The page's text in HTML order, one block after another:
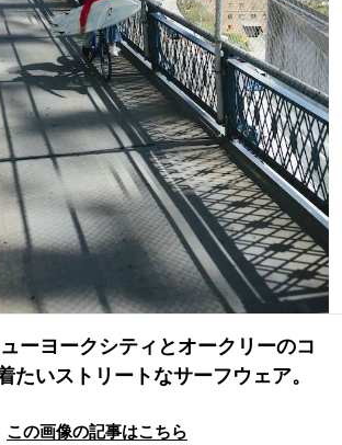
ーヨークシティとオークリーのコ
たいストリートなサーフウェア。
この画像の記事はこちら